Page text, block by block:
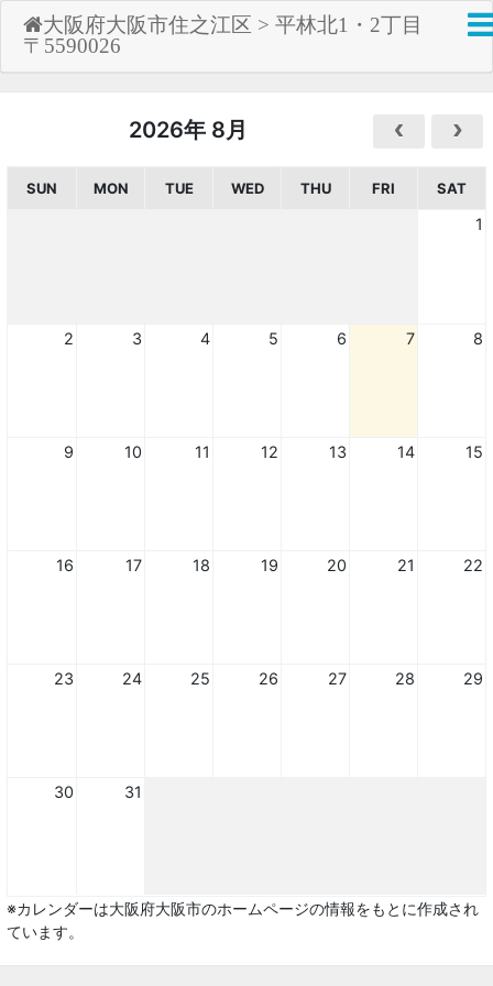
大阪府大阪市住之江区 > 平林北1・2丁目
〒5590026
2026年 8月
SUN MON TUE WED THU FRI SAT
1
2 3 4 5 6 7 8
9 10 11 12 13 14 15
16 17 18 19 20 21 22
23 24 25 26 27 28 29
30 31
※カレンダーは大阪府大阪市のホームページの情報をもとに作成され
ています。